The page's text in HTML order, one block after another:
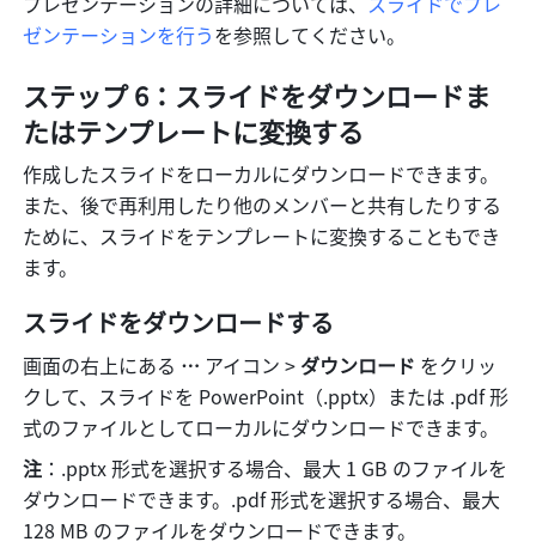
ゼンテーションを行うを参照してください。
ステップ 6：スライドをダウンロードま
たはテンプレートに変換する
作成したスライドをローカルにダウンロードできます。
また、後で再利用したり他のメンバーと共有したりする
ために、スライドをテンプレートに変換することもでき
ます。
スライドをダウンロードする
画面の右上にある … アイコン > ダウンロード をクリッ
クして、スライドを PowerPoint（.pptx）または .pdf 形
式のファイルとしてローカルにダウンロードできます。
注 ：.pptx 形式を選択する場合、最大 1 GB のファイルを
ダウンロードできます。.pdf 形式を選択する場合、最大
128 MB のファイルをダウンロードできます。